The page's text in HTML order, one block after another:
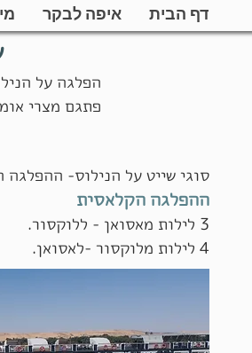
דף הבית איפה לבקר
הפלגה על
פתגם מצרי
סוגי שייט על הנילוס-
ההפלגה הקלאסית
3 לילות מאסואן - ללוקסור.
4 לילות מלוקסור -לאסואן.